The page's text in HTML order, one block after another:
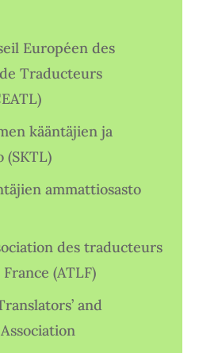
Européen des
Traducteurs
kääntäjien ja
ammattiosasto
des traducteurs
(ATLF)
and